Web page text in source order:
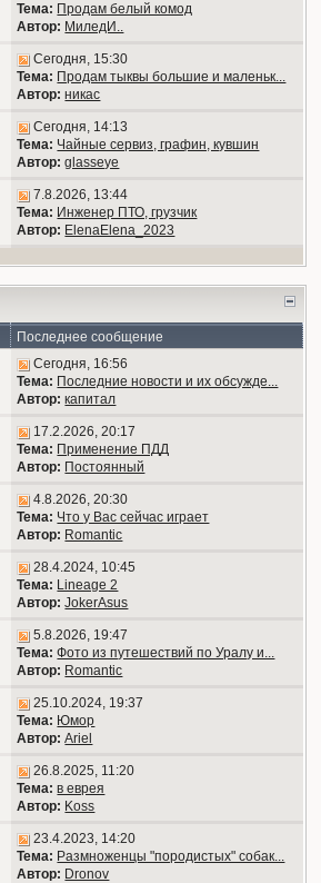
Тема: Продам белый комод
Автор: МиледИ..
Сегодня, 15:30
Тема: Продам тыквы большие и маленьк...
Автор: никас
Сегодня, 14:13
Тема: Чайные сервиз, графин, кувшин
Автор: glasseye
7.8.2026, 13:44
Тема: Инженер ПТО, грузчик
Автор: ElenaElena_2023
Последнее сообщение
Сегодня, 16:56
Тема: Последние новости и их обсужде...
Автор: капитал
17.2.2026, 20:17
Тема: Применение ПДД
Автор: Постоянный
4.8.2026, 20:30
Тема: Что у Вас сейчас играет
Автор: Romantic
28.4.2024, 10:45
Тема: Lineage 2
Автор: JokerAsus
5.8.2026, 19:47
Тема: Фото из путешествий по Уралу и...
Автор: Romantic
25.10.2024, 19:37
Тема: Юмор
Автор: Ariel
26.8.2025, 11:20
Тема: в еврея
Автор: Koss
23.4.2023, 14:20
Тема: Размноженцы "породистых" собак...
Автор: Dronov